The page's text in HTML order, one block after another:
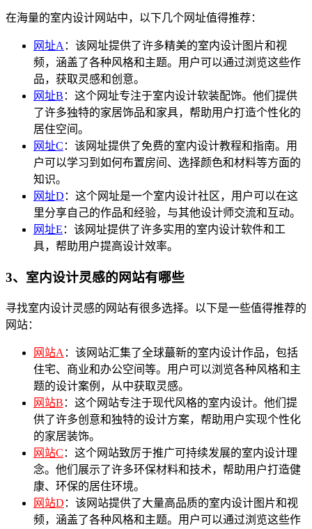
在海量的室内设计网站中，以下几个网址值得推荐：
网址A ：该网址提供了许多精美的室内设计图片和视
频，涵盖了各种风格和主题。用户可以通过浏览这些作
品，获取灵感和创意。
网址B ：这个网址专注于室内设计软装配饰。他们提供
了许多独特的家居饰品和家具，帮助用户打造个性化的
居住空间。
网址C ：该网址提供了免费的室内设计教程和指南。用
户可以学习到如何布置房间、选择颜色和材料等方面的
知识。
网址D ：这个网址是一个室内设计社区，用户可以在这
里分享自己的作品和经验，与其他设计师交流和互动。
网址E ：该网址提供了许多实用的室内设计软件和工
具，帮助用户提高设计效率。
3、室内设计灵感的网站有哪些
寻找室内设计灵感的网站有很多选择。以下是一些值得推荐的
网站：
网站A ：该网站汇集了全球蕞新的室内设计作品，包括
住宅、商业和办公空间等。用户可以浏览各种风格和主
题的设计案例，从中获取灵感。
网站B ：这个网站专注于现代风格的室内设计。他们提
供了许多创意和独特的设计方案，帮助用户实现个性化
的家居装饰。
网站C ：这个网站致厉于推广可持续发展的室内设计理
念。他们展示了许多环保材料和技术，帮助用户打造健
康、环保的居住环境。
网站D ：该网站提供了大量高品质的室内设计图片和视
频，涵盖了各种风格和主题。用户可以通过浏览这些作